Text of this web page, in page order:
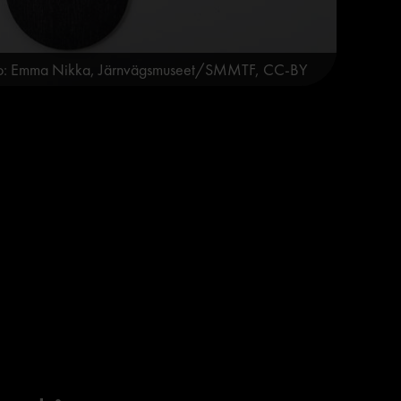
Emma Nikka, Järnvägsmuseet/SMMTF, CC-BY